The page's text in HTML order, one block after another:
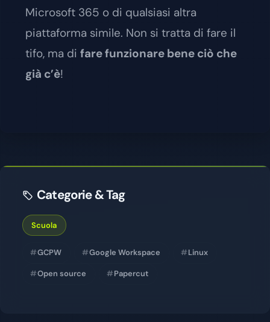
Microsoft 365 o di qualsiasi altra
piattaforma simile. Non si tratta di fare il
tifo, ma di fare funzionare bene ciò che
già c’è!
Categorie & Tag
Scuola
GCPW Google Workspace Linux
Open source Papercut